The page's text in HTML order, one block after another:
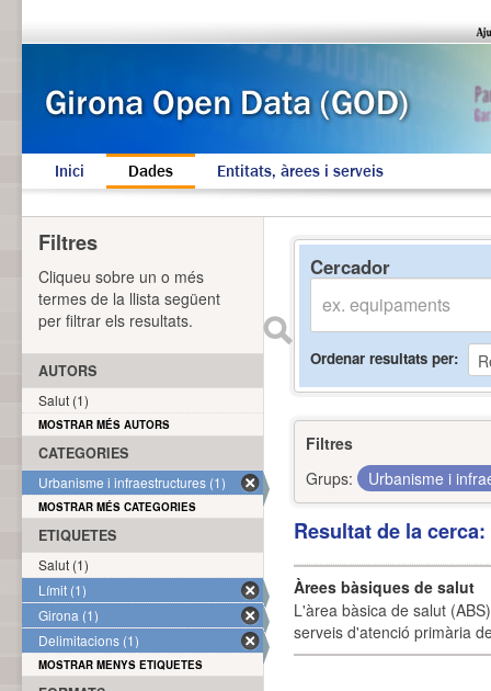
Inici Dades Entitats, àrees i serveis
Cercador
Ordenar resultats per
Filtres
Grups:
Urbanisme i
Resultat de la
Àrees bàsiques de salut
L'àrea bàsica de salut
serveis d'atenció primària
Filtres
Cliqueu sobre un o més
termes de la llista següent
per filtrar els resultats.
AUTORS
Salut (1)
MOSTRAR MÉS AUTORS
CATEGORIES
Urbanisme i infraestructures (1)
MOSTRAR MÉS CATEGORIES
ETIQUETES
Salut (1)
Límit (1)
Girona (1)
Delimitacions (1)
MOSTRAR MENYS ETIQUETES